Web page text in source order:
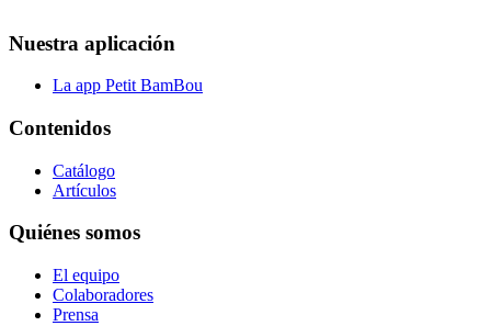
Nuestra aplicación
La app Petit BamBou
Contenidos
Catálogo
Artículos
Quiénes somos
El equipo
Colaboradores
Prensa